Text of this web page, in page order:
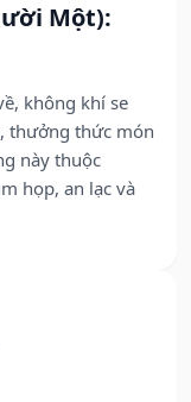
Một):
không khí se
thưởng thức món
này thuộc
họp, an lạc và